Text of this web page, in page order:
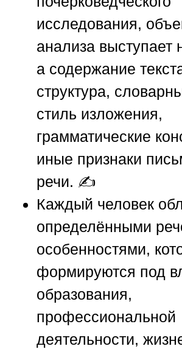
исследования,
анализа выступает
а содержание
структура,
стиль изложения,
грамматические
иные признаки
речи. ✍️
Каждый человек
определёнными
особенностями,
формируются под
образования,
профессиональной
деятельности,